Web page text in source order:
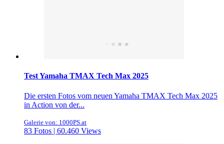
Test Yamaha TMAX Tech Max 2025
Die ersten Fotos vom neuen Yamaha TMAX Tech Max 2025
in Action von der...
Galerie von: 1000PS.at
83 Fotos | 60.460 Views